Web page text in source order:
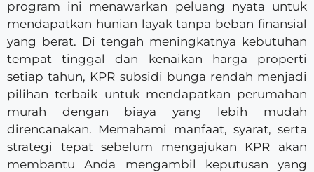
program ini menawarkan peluang nyata untuk
mendapatkan hunian layak tanpa beban finansial
yang berat. Di tengah meningkatnya kebutuhan
tempat tinggal dan kenaikan harga properti
setiap tahun, KPR subsidi bunga rendah menjadi
pilihan terbaik untuk mendapatkan perumahan
murah dengan biaya yang lebih mudah
direncanakan. Memahami manfaat, syarat, serta
strategi tepat sebelum mengajukan KPR akan
membantu Anda mengambil keputusan yang